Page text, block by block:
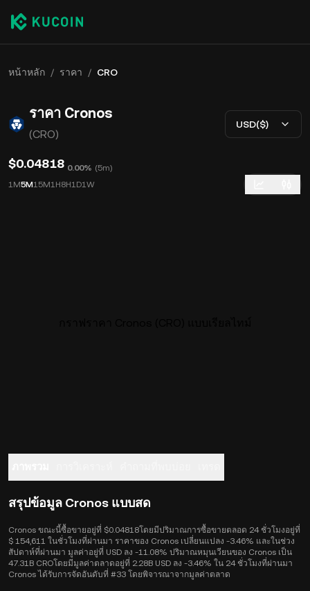
หน้าหลัก / ราคา / CRO
ราคา Cronos
(CRO)
USD($)
$0.04818 0.00% (5m)
1M5M15M1H8H1D1W
สรุปข้อมูล Cronos แบบสด
Cronos ขณะนี้ซื้อขายอยู่ที่ $0.04818โดยมีปริมาณการซื้อขายตลอด 24 ชั่วโมงอยู่ที่
$ 154,611 ในชั่วโมงที่ผ่านมา ราคาของ Cronos เปลี่ยนแปลง -3.46% และในช่วง
สัปดาห์ที่ผ่านมา มูลค่าอยู่ที่ USD ลง -11.08% ปริมาณหมุนเวียนของ Cronos เป็น
47.31B CROโดยมีมูลค่าตลาดอยู่ที่ 2.28B USD ลง -3.46% ใน 24 ชั่วโมงที่ผ่านมา
Cronos ได้รับการจัดอันดับที่ #33 โดยพิจารณาจากมูลค่าตลาด